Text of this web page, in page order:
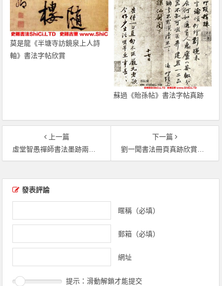
莫是龍《半塘寺訪鏡泉上人詩
軸》書法字帖欣賞
蘇過《貽孫帖》書法字帖真跡
上一篇
虛堂智愚禪師書法墨跡兩幅（共8張圖片）
下一篇
劉一聞書法冊頁真跡欣賞《玉局大觀》（共10張圖片）
發表評論
暱稱（必填）
郵箱（必填）
網址
提示：滑動解鎖才能提交